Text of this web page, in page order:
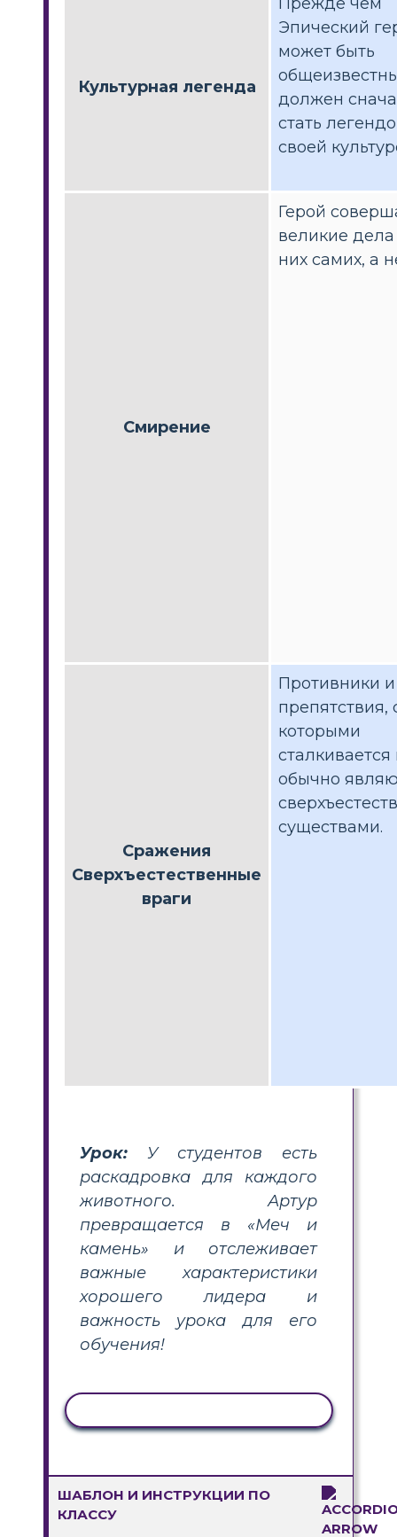
Культурная легенда
Эпический
может быть
должен
стать
своей
Смирение
Герой
великие
них самих, а
Сражения
Сверхъестественные
враги
Противники и
препятствия,
которыми
сталкивается
обычно
существами.
Урок: У студентов есть
раскадровка для каждого
животного. Артур
превращается в «Меч и
камень» и отслеживает
важные характеристики
хорошего лидера и
важность урока для его
обучения!
ШАБЛОН И ИНСТРУКЦИИ ПО
КЛАССУ